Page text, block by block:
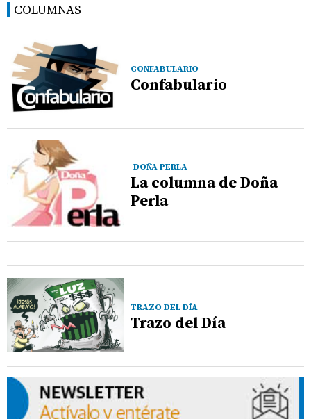
COLUMNAS
CONFABULARIO
Confabulario
DOÑA PERLA
La columna de Doña
Perla
TRAZO DEL DÍA
Trazo del Día